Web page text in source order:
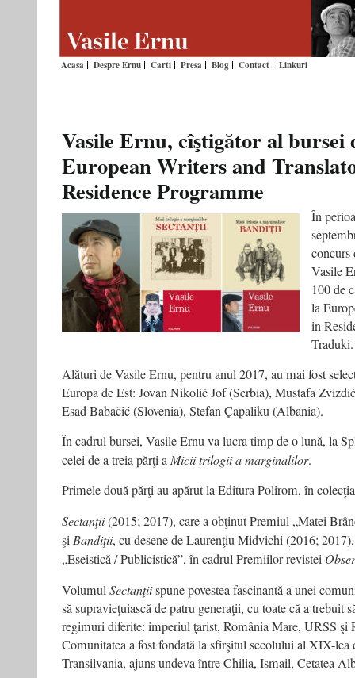
Acasa Despre Ernu Carti Presa Blog Contact Linkuri
Vasile Ernu, cîştigător al bursei
European Writers and
Residence Programme
În
concurs
Vasile
100 de
la
in
Traduki.
Alături de Vasile Ernu, pentru anul 2017, au mai fost
Europa de Est: Jovan Nikolić Jof (Serbia), Mustafa
Esad Babačić (Slovenia), Stefan Çapaliku (Albania).
În cadrul bursei, Vasile Ernu va lucra timp de o lună, la
celei de a treia părţi a Micii trilogii a marginalilor.
Primele două părţi au apărut la Editura Polirom, în
Sectanţii(2015; 2017), care a obţinut Premiul „Matei
şi Bandiţii, cu desene de Laurenţiu Midvichi (2016;
„Eseistică / Publicistică”, în cadrul Premiilor revistei
VolumulSectanţiispune povestea fascinantă a unei
să supravieţuiască de patru generaţii, cu toate că a trebuit
regimuri diferite: imperiul ţarist, România Mare, URSS şi
Comunitatea a fost fondată la sfîrşitul secolului al XIX-lea
Transilvania, ajuns undeva între Chilia, Ismail, Cetatea